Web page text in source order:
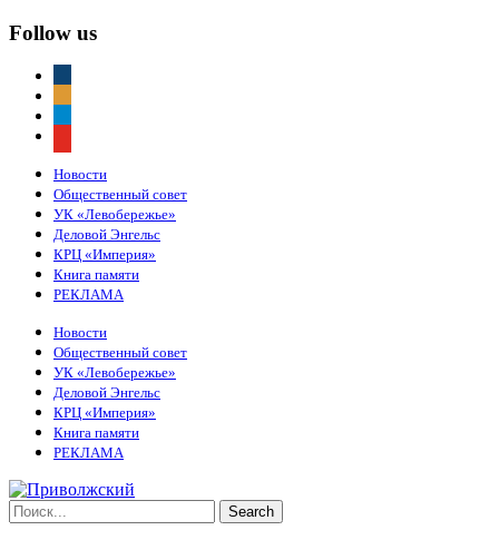
Follow us
Новости
Общественный совет
УК «Левобережье»
Деловой Энгельс
КРЦ «Империя»
Книга памяти
РЕКЛАМА
Новости
Общественный совет
УК «Левобережье»
Деловой Энгельс
КРЦ «Империя»
Книга памяти
РЕКЛАМА